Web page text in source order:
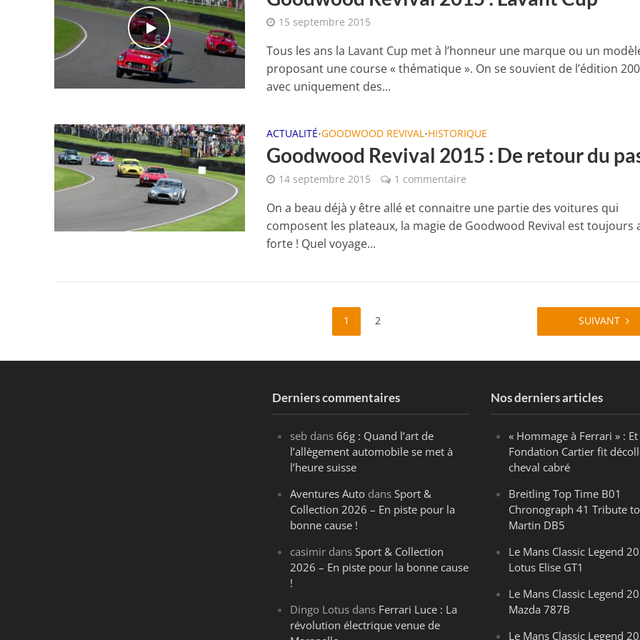
15 septembre 2015
Tous les ans la Lavant Cup met à l’honneur une marque ou un
proposant une course « thématique ». On se souvient de l’édition
avec uniquement des...
ACTUALITÉ•GOODWOOD REVIVAL•HISTORIQUE
Goodwood Revival 2015 : De retour du
14 septembre 2015 1 commentaire
On a beau déjà y être allé et connaitre une partie des voitures qui
composent les plateaux, la magie de Goodwood Revival est toujours
forte ! Quel voyage...
1 2 SUIVANT
Derniers commentaires
seb dans66g : Quand l’art de
l’allègement automobile se met à
l’heure suisse
Aventures Auto dansSport &
Collection 2026 – En piste pour la
bonne cause !
casimir dansSport & Collection
2026 – En piste pour la bonne cause
!
Dingo Lotus dans Ferrari Luce : La
révolution électrique venue de
Nos derniers articles
« Hommage à Ferrari » : Et
Fondation Cartier fit
cheval cabré
Breitling Top Time B01
Chronograph 41 Tribute
Martin DB5
Le Mans Classic Legend
Lotus Elise GT1
Le Mans Classic Legend
Mazda 787B
Le Mans Classic Legend